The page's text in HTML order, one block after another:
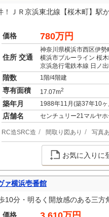
！ＪＲ京浜東北線【桜木町】駅
価格
780万円
住所 交通
神奈川県横浜市西区伊勢
横浜市ブルーライン 桜
京浜急行電鉄本線 日ノ
階数 1階/4階建
専有面積 17.07m2
築年月 1988年11月(築37年10ヶ
店舗名 センチュリー21マルヤホ
RC造SRC造 間取り図あり 写真
お気に入りに
ァ横浜壱番館
10分・明るく開放感のある三
価格